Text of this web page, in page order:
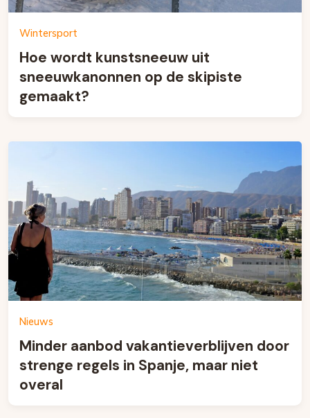
Wintersport
Hoe wordt kunstsneeuw uit
sneeuwkanonnen op de skipiste
gemaakt?
Nieuws
Minder aanbod vakantieverblijven door
strenge regels in Spanje, maar niet
overal